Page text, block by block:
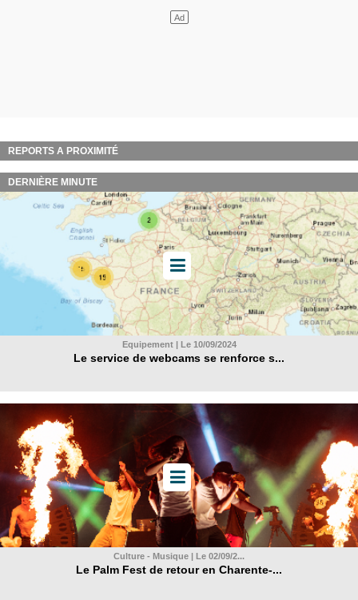
REPORTS A PROXIMITÉ
DERNIÈRE MINUTE
Equipement | Le 10/09/2024
Le service de webcams se renforce s...
Culture - Musique | Le 02/09/2...
Le Palm Fest de retour en Charente-...